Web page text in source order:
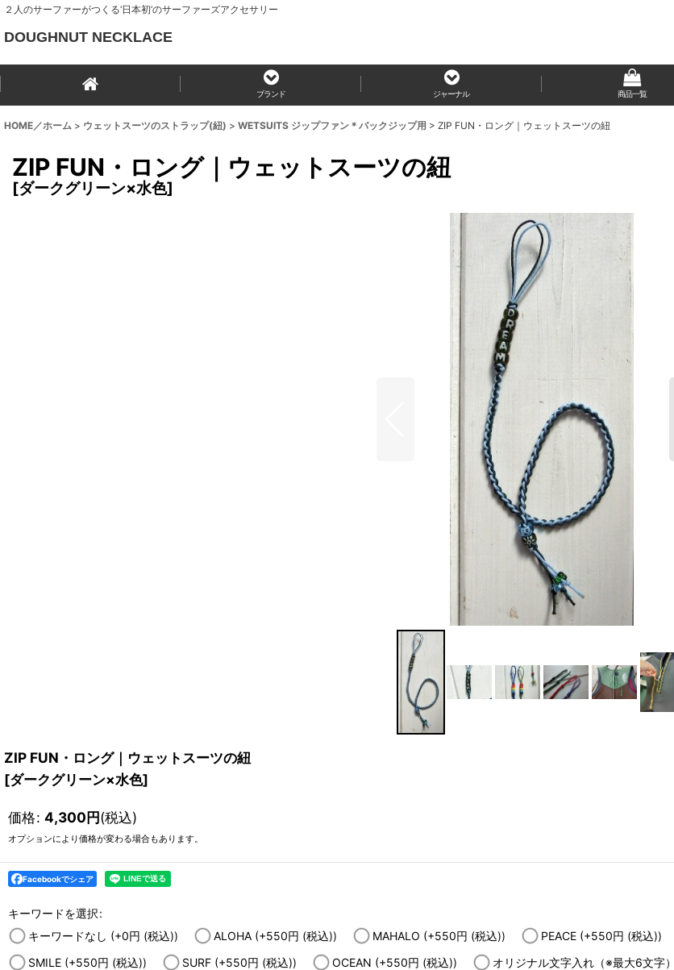
２人のサーファーがつくる‘日本初’のサーファーズアクセサリー
DOUGHNUT NECKLACE
ブランド ジャーナル 商品一覧
HOME／ホーム > ウェットスーツのストラップ(紐) > WETSUITS ジップファン＊バックジップ用 > ZIP FUN・ロング｜ウェットスーツの紐
ZIP FUN・ロング｜ウェットスーツの紐
[ダークグリーン×水色]
ZIP FUN・ロング｜ウェットスーツの紐
[ダークグリーン×水色]
価格: 4,300円(税込)
オプションにより価格が変わる場合もあります。
Facebookでシェア
キーワードを選択:
キーワードなし (+0円 (税込)) ALOHA (+550円 (税込)) MAHALO (+550円 (税込)) PEACE (+550円 (税込))
SMILE (+550円 (税込)) SURF (+550円 (税込)) OCEAN (+550円 (税込)) オリジナル文字入れ（※最大6文字）